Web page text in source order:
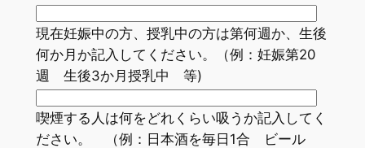
現在妊娠中の方、授乳中の方は第何週か、生後
何か月か記入してください。（例：妊娠第20
週 生後3か月授乳中 等)
喫煙する人は何をどれくらい吸うか記入してく
ださい。 （例：日本酒を毎日1合 ビール